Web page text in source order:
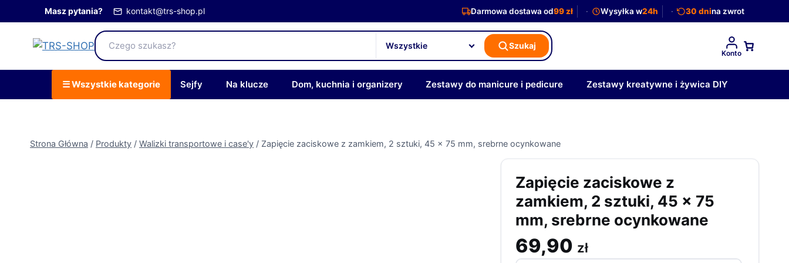
do
Masz pytania? kontakt@trs-shop.pl Darmowa dostawa od99 zł Wysyłka w24h 30 dnina zwrot
Szukaj
Konto
☰ Wszystkie kategorie Sejfy Na klucze Dom, kuchnia i organizery Zestawy do manicure i pedicure Zestawy kreatywne i żywica DIY
Strona Główna / Produkty / Walizki transportowe i case'y / Zapięcie zaciskowe z zamkiem, 2 sztuki, 45 x 75 mm, srebrne ocynkowane
Zapięcie zaciskowe z
zamkiem, 2 sztuki, 45 x 75
mm, srebrne ocynkowane
69,90 zł